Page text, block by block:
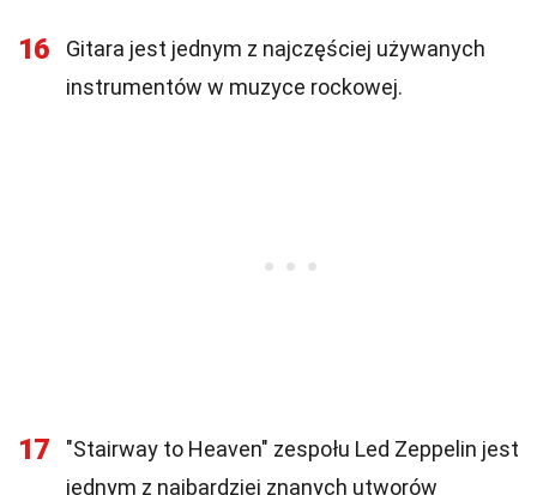
16
Gitara jest jednym z najczęściej używanych
instrumentów w muzyce rockowej.
17
"Stairway to Heaven" zespołu Led Zeppelin jest
jednym z najbardziej znanych utworów